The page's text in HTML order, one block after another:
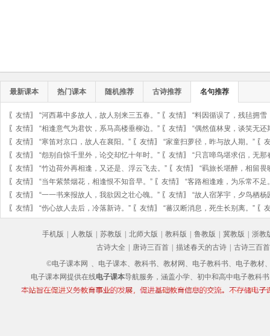
最新课本 热门课本 随机推荐 古诗推荐 名句推荐
〖 友情〗 “河西幕中多故人，故人别来三五春。” 〖 友情〗 “料因循误了，残毡拥雪
〖 友情〗 “相逢意气为君饮，系马高楼垂柳边。” 〖 友情〗 “偶然值林叟，谈笑无还
〖 友情〗 “寒笛对京口，故人在襄阳。” 〖 友情〗 “家童扫萝径，昨与故人期。” 〖
〖 友情〗 “怨别自惊千里外，论交却忆十年时。” 〖 友情〗 “只言啼鸟堪求侣，无那
〖 友情〗 “竹边荷外再相逢，又还是、浮云飞去。” 〖 友情〗 “羁旅长堪醉，相留畏
〖 友情〗 “当年紫禁烟花，相逢恨不知音早。” 〖 友情〗 “客路相逢难，为乐常不足
〖 友情〗 “一一书来报故人，我欲因之壮心魄。” 〖 友情〗 “故人宿茅宇，夕鸟栖杨
〖 友情〗 “伤心故人去后，冷落新诗。” 〖 友情〗 “蕃汉断消息，死生长别离。” 〖
手机版 人教版 苏教版 北师大版 教科版 鲁教版 冀教版
浙教
古诗大全
唐诗三百首 描述春天的古诗
古诗三百首
©电子课本网 、电子课本、教科书、教材网、电子教科书、电子教材
电子课本网提供在线电子课本导航服务，涵盖小学、初中和高中电子教科